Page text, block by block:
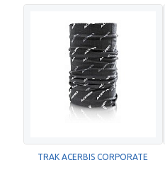
TRAK ACERBIS CORPORATE